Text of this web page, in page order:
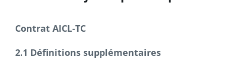
Contrat AICL‑TC
2.1 Définitions supplémentaires